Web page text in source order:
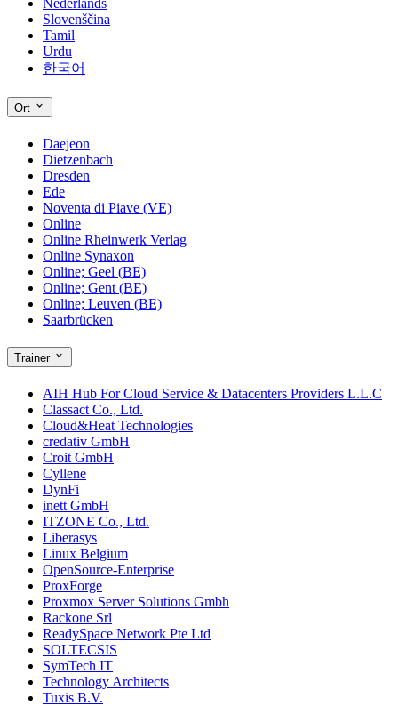
Nederlands
Slovenščina
Tamil
Urdu
한국어
Ort
Daejeon
Dietzenbach
Dresden
Ede
Noventa di Piave (VE)
Online
Online Rheinwerk Verlag
Online Synaxon
Online; Geel (BE)
Online; Gent (BE)
Online; Leuven (BE)
Saarbrücken
Trainer
AIH Hub For Cloud Service & Datacenters Providers L.L.C
Classact Co., Ltd.
Cloud&Heat Technologies
credativ GmbH
Croit GmbH
Cyllene
DynFi
inett GmbH
ITZONE Co., Ltd.
Liberasys
Linux Belgium
OpenSource-Enterprise
ProxForge
Proxmox Server Solutions Gmbh
Rackone Srl
ReadySpace Network Pte Ltd
SOLTECSIS
SymTech IT
Technology Architects
Tuxis B.V.